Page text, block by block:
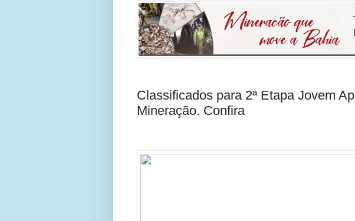
Classificados para 2ª Etapa Jovem
Mineração. Confira